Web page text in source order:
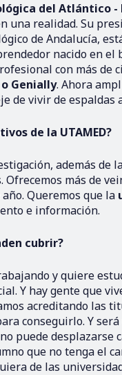
del Atlántico -
una realidad. Su
de Andalucía,
nacido en
con más de
Genially. Ahora
de vivir de espaldas
de la UTAMED?
además de
Ofrecemos más de
Queremos que la
e información.
cubrir?
y quiere
Y hay gente que
acreditando las
conseguirlo. Y
puede desplazarse
que no tenga el
de las